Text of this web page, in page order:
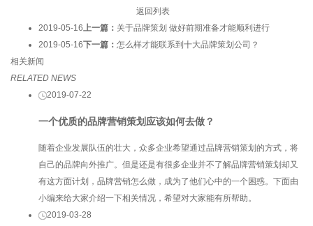
返回列表
2019-05-16上一篇： 关于品牌策划 做好前期准备才能顺利进行
2019-05-16下一篇： 怎么样才能联系到十大品牌策划公司？
相关新闻
RELATED NEWS
2019-07-22
一个优质的品牌营销策划应该如何去做？
随着企业发展队伍的壮大，众多企业希望通过品牌营销策划的方式，将
自己的品牌向外推广。但是还是有很多企业并不了解品牌营销策划却又
有这方面计划，品牌营销怎么做，成为了他们心中的一个困惑。下面由
小编来给大家介绍一下相关情况，希望对大家能有所帮助。
2019-03-28